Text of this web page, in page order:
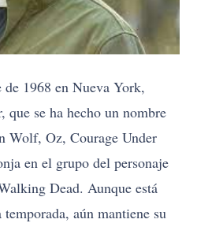
1968 en Nueva York,
que se ha hecho un nombre
Wolf, Oz, Courage Under
en el grupo del personaje
Dead. Aunque está
aún mantiene su